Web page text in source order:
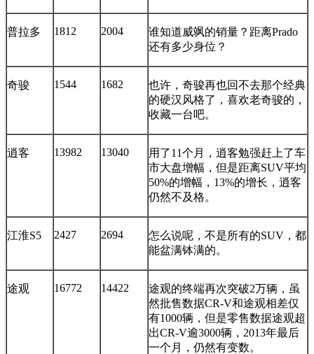
普拉多 1812 2004
谁知道威飒的销量？距离Prado
还有多少身位？
奇骏 1544 1682
也许，奇骏再也回不去那个经典
的硬汉风格了，喜欢老奇骏的，
收藏一台吧。
逍客 13982 13040
用了11个月，逍客勉强赶上了车
市大盘增幅，但是距离SUV平均
50%的增幅，13%的增长，逍客
仍然不及格。
江淮S5 2427 2694
怎么说呢，不是所有的SUV，都
能盆满钵满的。
途观 16772 14422
途观的终端再次突破2万辆，虽
然批售数据CR-V和途观相差仅
有1000辆，但是零售数据途观超
出CR-V逾3000辆，2013年最后
一个月，仍然有变数。